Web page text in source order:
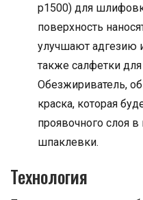
р1500) для
поверхность
улучшают адгезию
также салфетки
Обезжириватель,
краска, которая
проявочного слоя
шпаклевки.
Технология